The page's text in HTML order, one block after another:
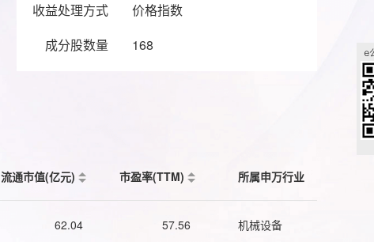
收益处理方式
价格指数
成分股数量
168
流通市值(亿元) 市盈率(TTM) 所属申万行业
62.04 57.56 机械设备